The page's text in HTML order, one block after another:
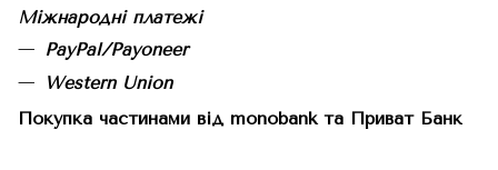
Міжнародні платежі
PayPal/Payoneer
Western Union
Покупка частинами від monobank та Приват Банк